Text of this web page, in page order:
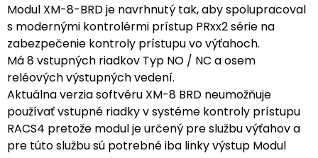
Modul XM-8-BRD je navrhnutý tak, aby spolupracoval
s modernými kontrolérmi prístup PRxx2 série na
zabezpečenie kontroly prístupu vo výťahoch.
Má 8 vstupných riadkov Typ NO / NC a osem
reléových výstupných vedení.
Aktuálna verzia softvéru XM-8 BRD neumožňuje
používať vstupné riadky v systéme kontroly prístupu
RACS4 pretože modul je určený pre službu výťahov a
pre túto službu sú potrebné iba linky výstup Modul